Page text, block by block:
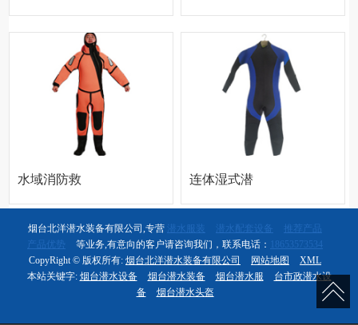
备 烟台潜水
设备哪家好
烟台潜水设
备价格
水域消防救
援服
连体湿式潜
水服
烟台北洋潜水装备有限公司,专营 潜水服装 潜水配套设备
推荐产品
产品优势
等业务,有意向的客户请咨询我们，联系电话： 18653573534
CopyRight © 版权所有: 烟台北洋潜水装备有限公司 网站地图
XML
本站关键字: 烟台潜水设备 烟台潜水装备 烟台潜水服
台市政潜水设
备
烟台潜水头盔